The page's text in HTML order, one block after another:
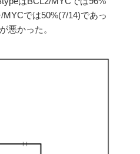
では50%(7/14)であっ
悪かった。